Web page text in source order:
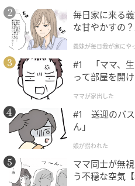
やからこそ、相手も雑に扱
る。
対等な関係を築くことが、
3. “今の楽しさ”と“将
いる
結局最後に選ばれる女性の
さ”と“将来の安心感”を両方
刺激だけでも安定だけでも
毎日家に来る
な甘やかすの
が】
義妹が毎日我が家にや
#1 「ママ、生
って部屋を開
ママが家出した
#1 送迎のバス
ん」
娘が拐われた
ママ同士が無
う不穏な空気